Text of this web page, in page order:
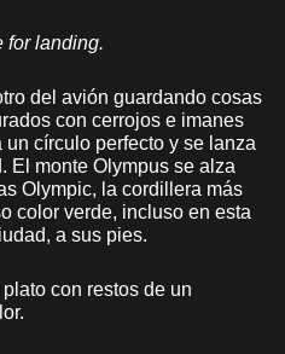
for landing.
del avión guardando cosas
con cerrojos e imanes
círculo perfecto y se lanza
El monte Olympus se alza
Olympic, la cordillera más
color verde, incluso en esta
a sus pies.
con restos de un